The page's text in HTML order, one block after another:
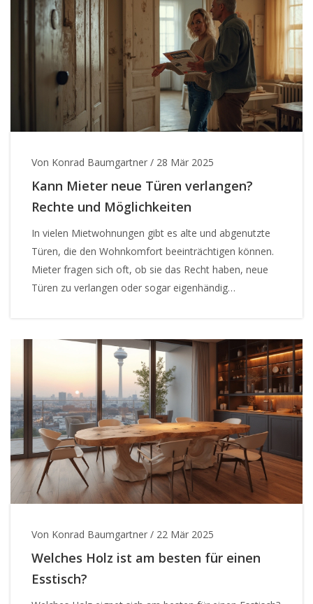
Von Konrad Baumgartner / 28 Mär 2025
Kann Mieter neue Türen verlangen?
Rechte und Möglichkeiten
In vielen Mietwohnungen gibt es alte und abgenutzte
Türen, die den Wohnkomfort beeinträchtigen können.
Mieter fragen sich oft, ob sie das Recht haben, neue
Türen zu verlangen oder sogar eigenhändig
Tipps, wie Mieter mit dem Vermieter verhandeln oder
selbst aktiv werden können. Egal ob Türen quietschen,
klemmend sind oder einfach optisch nicht mehr ins
Gesamtbild passen – wir zeigen Ihnen die besten
Strategien.
Von Konrad Baumgartner / 22 Mär 2025
Welches Holz ist am besten für einen
Esstisch?